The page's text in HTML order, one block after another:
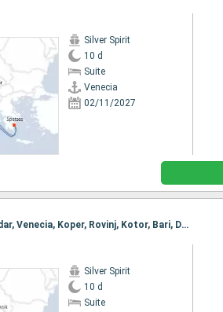
Silver Spirit
10 d
Suite
Venecia
02/11/2027
Itinerario : Venecia, Koper, Rovinj, Kotor, Bari, Dubrovnik, Spetses, Zadar, Venecia, Koper, Rovinj, Kotor, Bari, Dubrovnik, Spetses, Zadar, Venecia
Silver Spirit
10 d
Suite